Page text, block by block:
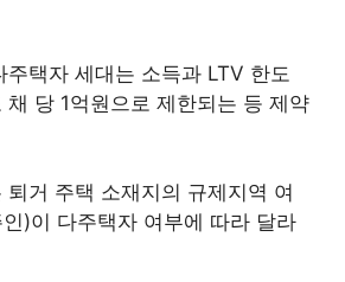
주택자 세대는 소득과 LTV 한도
채 당 1억원으로 제한되는 등 제약
퇴거 주택 소재지의 규제지역 여
)이 다주택자 여부에 따라 달라